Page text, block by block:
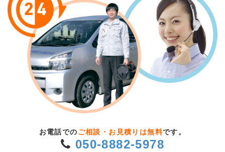
お電話での ご相談・お見積りは無料です。
050-8882-5978